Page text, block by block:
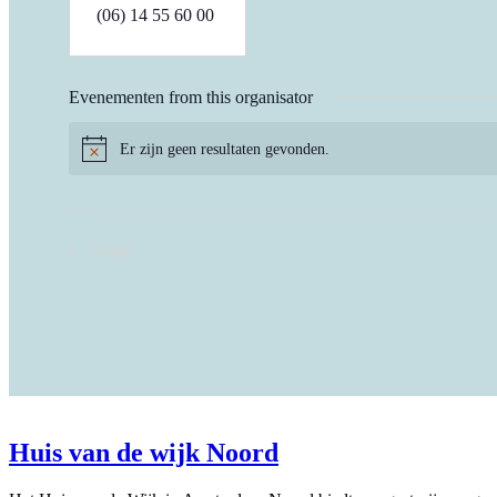
Telefoon
‭(06) 14 55 60 00‬
Evenementen from this organisator
Bericht
Er zijn geen resultaten gevonden.
Huis van de wijk Noord